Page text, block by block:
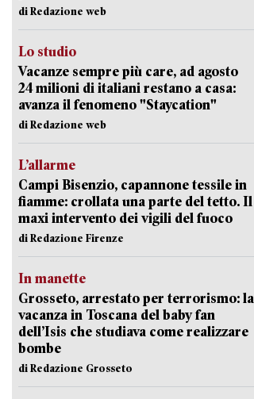
di Redazione web
Lo studio
Vacanze sempre più care, ad agosto
24 milioni di italiani restano a casa:
avanza il fenomeno "Staycation"
di Redazione web
L’allarme
Campi Bisenzio, capannone tessile in
fiamme: crollata una parte del tetto. Il
maxi intervento dei vigili del fuoco
di Redazione Firenze
In manette
Grosseto, arrestato per terrorismo: la
vacanza in Toscana del baby fan
dell’Isis che studiava come realizzare
bombe
di Redazione Grosseto